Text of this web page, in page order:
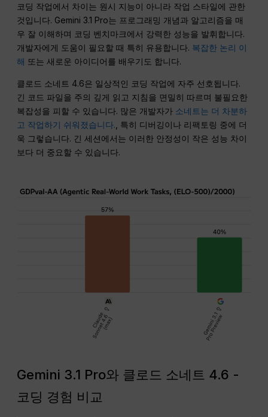
코딩 작업에서 차이는 원시 지능이 아니라 작업 스타일에 관한
것입니다. Gemini 3.1 Pro는 프로그래밍 개념과 알고리즘을 매
우 잘 이해하며 코딩 벤치마크에서 강력한 성능을 발휘합니다.
개발자에게 도움이 필요할 때 특히 유용합니다. 복잡한 논리 이
해 또는 새로운 아이디어를 배우기도 합니다.
클로드 소네트 4.6은 일상적인 코딩 작업에 자주 선호됩니다.
긴 코드 파일을 주의 깊게 읽고 지침을 면밀히 따르며 불필요한
복잡성을 피할 수 있습니다. 많은 개발자가 소네트는 더 차분하
고 작업하기 쉬워졌습니다. , 특히 디버깅이나 리팩토링 중에 더
욱 그렇습니다. 긴 세션에서는 이러한 안정성이 작은 성능 차이
보다 더 중요할 수 있습니다.
Gemini 3.1 Pro와 클로드 소네트 4.6 -
코딩 경험 비교